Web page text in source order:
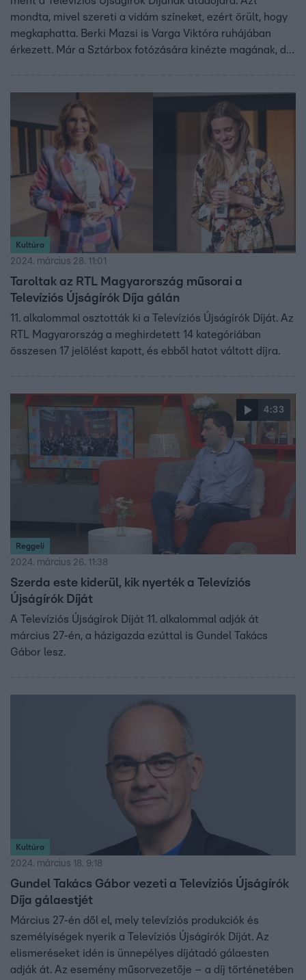
mondta, mivel szereti a vidám színeket, ezért örült, hogy
megkaphatta. Berki Mazsi is Varga Viktóra ruhájában
érkezett. Már a Sztárbox fotózására kinézte magának, de
kiderül a videóból.
Kultúra
2024. március 28. 11:01
Taroltak az RTL Magyarország műsorai a
Televíziós Újságírók Díja gálán
11. alkalommal osztották ki a Televíziós Újságírók Díját. Az
RTL Magyarország a meghirdetett 14 kategóriában
összesen 17 jelölést kapott, és ebből hatot váltott díjra.
4:33
Reggeli
2024. március 26. 11:38
Szerda este kiderül, kik nyerték a Televíziós
Újságírók Díját
A Televíziós Újságírok Díját 11. alkalommal adják át
március 27-én, a házigazda ezúttal is Gundel Takács
Gábor lesz.
Kultúra
2024. március 18. 9:18
Gundel Takács Gábor vezeti a Televíziós Újságírók
Díja gálaestjét
Március 27-én dől el, mely televíziós produkciók és
személyiségek nyerik a Televíziós Újságírók Díját. Az
elismeréseket idén is ünnepélyes díjátadó gálaesten
adják át. Az esemény műsorvezetője – a díj történetében